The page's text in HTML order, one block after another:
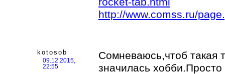
http://www.comss.ru/
kotosob
09.12.2015,
22:55
Сомневаюсь,чтоб такая
значилась